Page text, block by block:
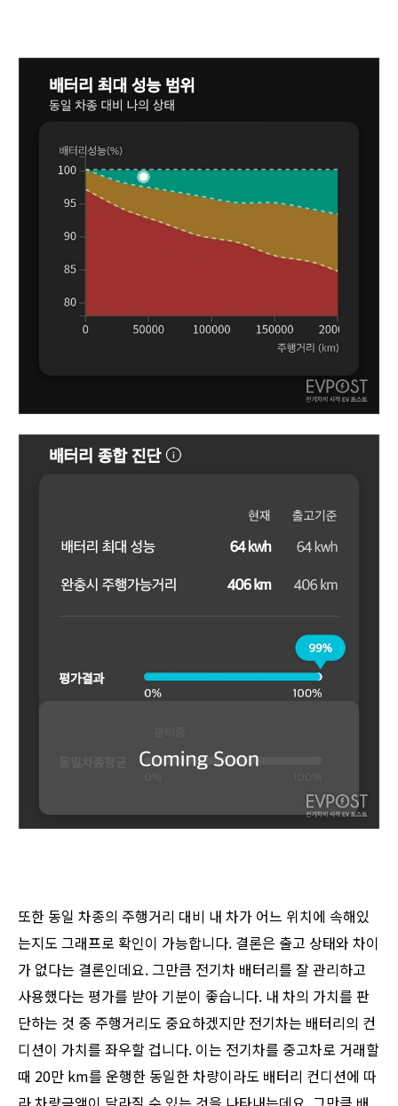
또한 동일 차종의 주행거리 대비 내 차가 어느 위치에 속해있
는지도 그래프로 확인이 가능합니다. 결론은 출고 상태와 차이
가 없다는 결론인데요. 그만큼 전기차 배터리를 잘 관리하고
사용했다는 평가를 받아 기분이 좋습니다. 내 차의 가치를 판
단하는 것 중 주행거리도 중요하겠지만 전기차는 배터리의 컨
디션이 가치를 좌우할 겁니다. 이는 전기차를 중고차로 거래할
때 20만 km를 운행한 동일한 차량이라도 배터리 컨디션에 따